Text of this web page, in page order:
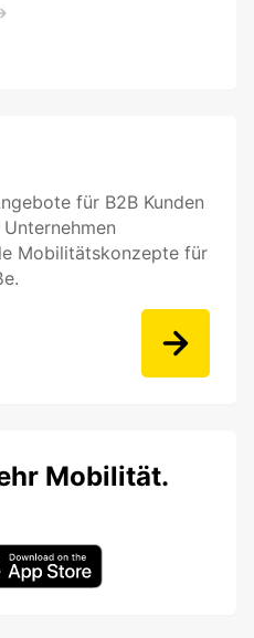
für B2B Kunden
Mobilitätskonzepte für
Mobilität.